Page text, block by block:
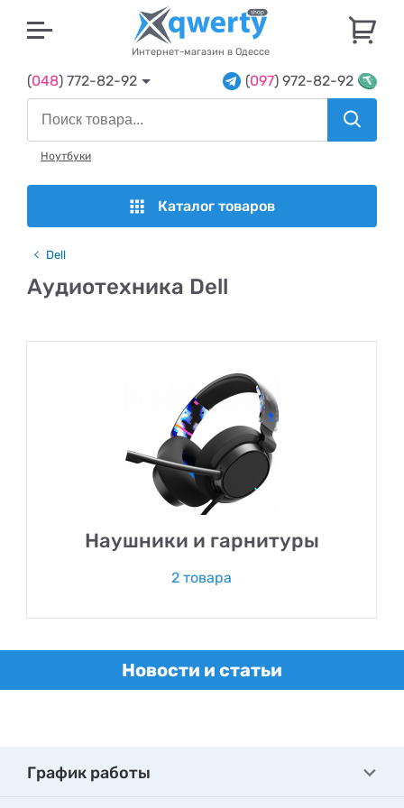
Интернет-магазин в Одессе
(048) 772-82-92 (097) 972-82-92
Ноутбуки
Каталог товаров
Dell
Аудиотехника Dell
Наушники и гарнитуры
2 товара
Новости и статьи
График работы